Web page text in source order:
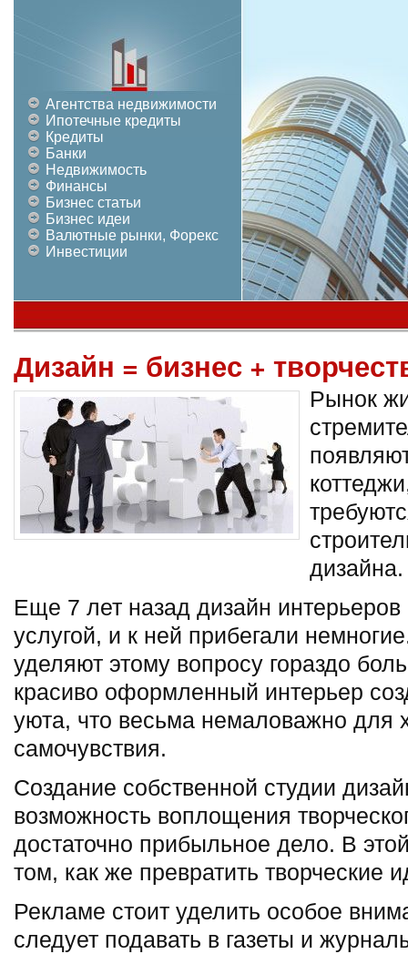
Агентства недвижимости
Ипотечные кредиты
Кредиты
Банки
Недвижимость
Финансы
Бизнес статьи
Бизнес идеи
Валютные рынки, Форекс
Инвестиции
Дизайн = бизнес +
Рынок
дизайна.
Еще 7 лет назад дизайн
услугой, и к ней прибегали
уделяют этому вопросу гораздо
красиво оформленный интерьер
уюта, что весьма немаловажно для
самочувствия.
Создание собственной студии
возможность воплощения
достаточно прибыльное дело. В
том, как же превратить творческие
Рекламе стоит уделить особое
следует подавать в газеты и